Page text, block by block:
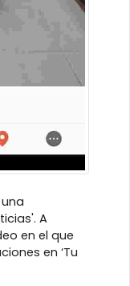
A
en el que
en ‘Tu